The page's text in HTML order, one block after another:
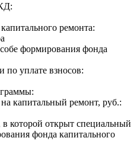
ремонта:
формирования фонда
по уплате взносов:
капитальный ремонт, руб.:
которой открыт специальный
фонда капитального